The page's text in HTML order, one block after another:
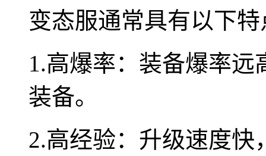
变态服通常具有以下特
1.高爆率：装备爆率
装备。
2.高经验：升级速度